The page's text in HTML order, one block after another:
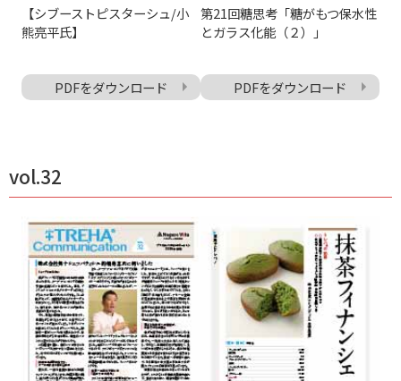
【シブーストピスターシュ/小
熊亮平氏】
PDFをダウンロード
第21回糖思考「糖がもつ保水性
とガラス化能（２）」
PDFをダウンロード
vol.32